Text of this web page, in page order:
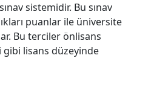
sistemidir. Bu sınav
puanlar ile üniversite
Bu terciler önlisans
lisans düzeyinde